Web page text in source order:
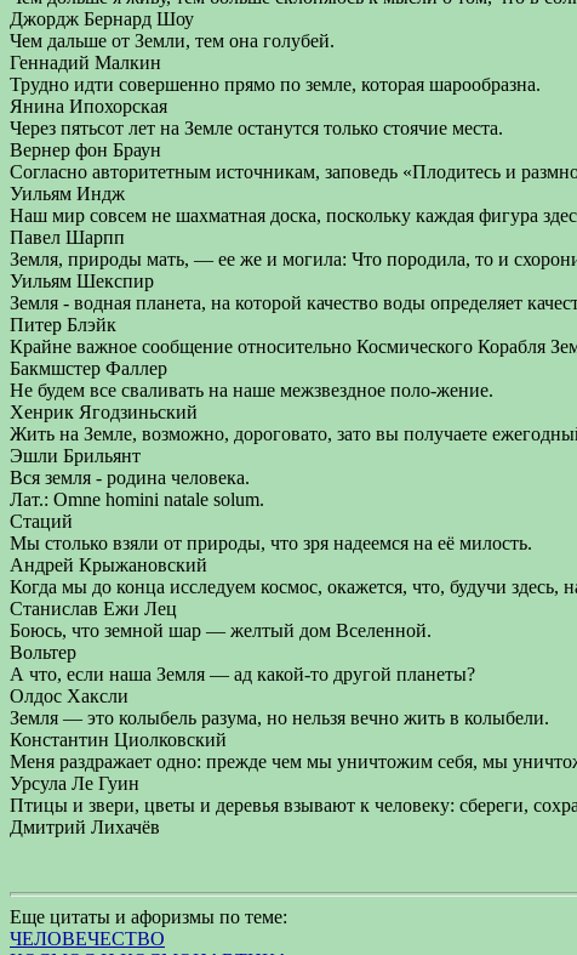
Джордж Бернард Шоу
Чем дальше от Земли, тем она голубей.
Геннадий Малкин
Трудно идти совершенно прямо по земле, которая шарообразна.
Янина Ипохорская
Через пятьсот лет на Земле останутся только стоячие места.
Вернер фон Браун
Согласно авторитетным источникам, заповедь «Плодитесь и
Уильям Индж
Наш мир совсем не шахматная доска, поскольку каждая фигура
Павел Шарпп
Земля, природы мать, — ее же и могила: Что породила, то и
Уильям Шекспир
Земля - водная планета, на которой качество воды определяет
Питер Блэйк
Крайне важное сообщение относительно Космического Корабля
Бакмшстер Фаллер
Не будем все сваливать на наше межзвездное поло-жение.
Хенрик Ягодзиньский
Жить на Земле, возможно, дороговато, зато вы получаете
Эшли Брильянт
Вся земля - родина человека.
Лат.: Omne homini natale solum.
Стаций
Мы столько взяли от природы, что зря надеемся на её милость.
Андрей Крыжановский
Когда мы до конца исследуем космос, окажется, что, будучи здесь,
Станислав Ежи Лец
Боюсь, что земной шар — желтый дом Вселенной.
Вольтер
А что, если наша Земля — ад какой-то другой планеты?
Олдос Хаксли
Земля — это колыбель разума, но нельзя вечно жить в колыбели.
Константин Циолковский
Меня раздражает одно: прежде чем мы уничтожим себя, мы
Урсула Ле Гуин
Птицы и звери, цветы и деревья взывают к человеку: сбереги,
Дмитрий Лихачёв
Еще цитаты и афоризмы по теме:
ЧЕЛОВЕЧЕСТВО